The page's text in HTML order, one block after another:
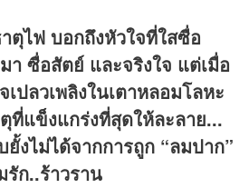
ตุไฟ บอกถึงหัวใจที่ใสซื่อ
า ซื่อสัตย์ และจริงใจ แต่เมื่อ
ปลวเพลิงในเตาหลอมโลหะ
ที่แข็งแกร่งที่สุดให้ละลาย...
งไม่ได้จากการถูก “ลมปาก”
รัก..ร้าวราน